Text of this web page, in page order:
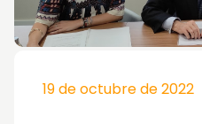
19 de octubre de 2022